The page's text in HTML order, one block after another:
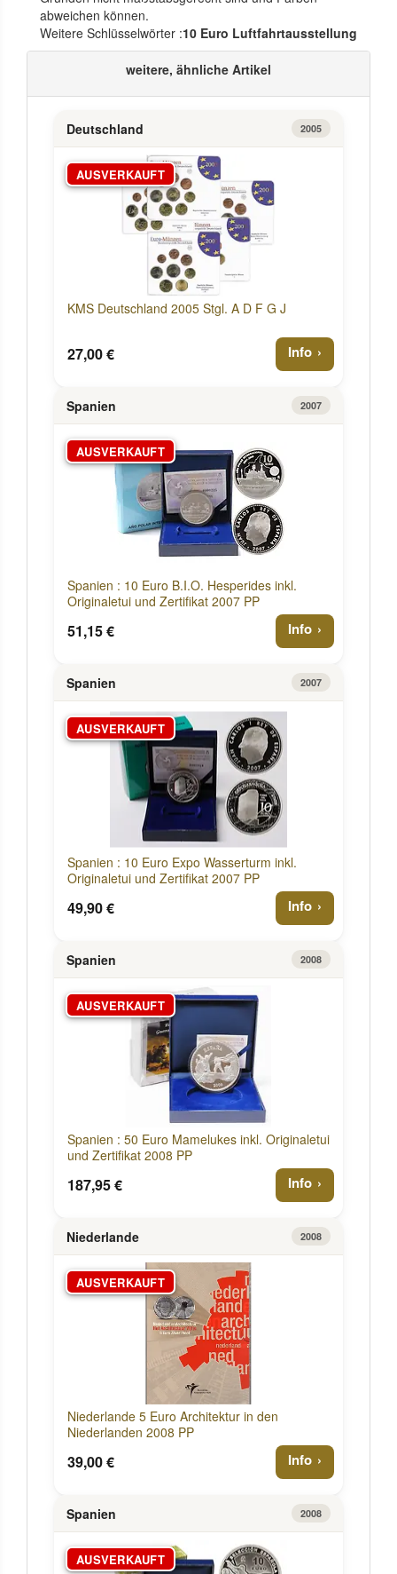
abweichen können.
Weitere Schlüsselwörter :10 Euro Luftfahrtausstellung
weitere, ähnliche Artikel
Deutschland 2005
AUSVERKAUFT
KMS Deutschland 2005 Stgl. A D F G J
27,00 € Info
Spanien 2007
AUSVERKAUFT
Spanien : 10 Euro B.I.O. Hesperides inkl.
Originaletui und Zertifikat 2007 PP
51,15 € Info
Spanien 2007
AUSVERKAUFT
Spanien : 10 Euro Expo Wasserturm inkl.
Originaletui und Zertifikat 2007 PP
49,90 € Info
Spanien 2008
AUSVERKAUFT
Spanien : 50 Euro Mamelukes inkl. Originaletui
und Zertifikat 2008 PP
187,95 € Info
Niederlande 2008
AUSVERKAUFT
Niederlande 5 Euro Architektur in den
Niederlanden 2008 PP
39,00 € Info
Spanien 2008
AUSVERKAUFT